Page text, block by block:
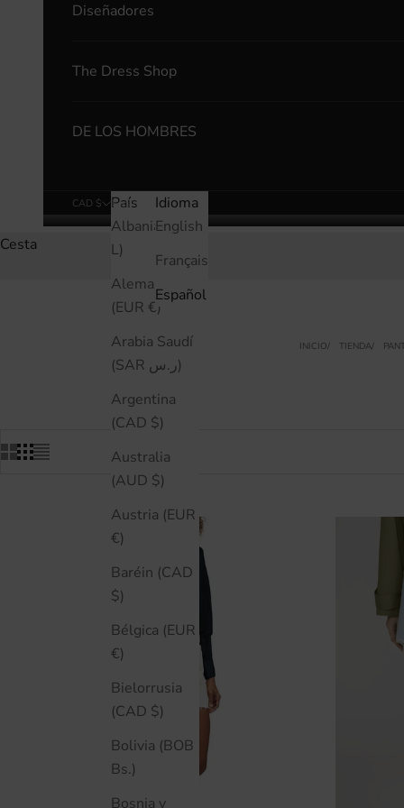
Diseñadores
The Dress Shop
DE LOS HOMBRES
CAD $
País
Albania (ALL
L)
Alemania
(EUR €)
Arabia Saudí
(SAR ر.س)
Argentina
(CAD $)
Australia
(AUD $)
Austria (EUR
€)
Baréin (CAD
$)
Bélgica (EUR
€)
Bielorrusia
(CAD $)
Bolivia (BOB
Bs.)
Bosnia y
Español
Idioma
English
Français
Español
Cesta
INICIO TIENDA